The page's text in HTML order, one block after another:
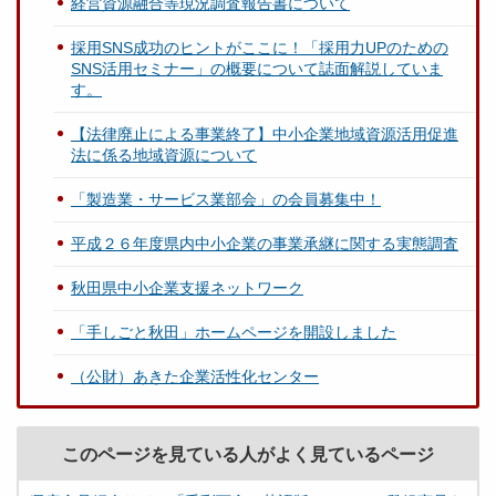
採用SNS成功のヒントがここに！「採用力UPのための
SNS活用セミナー」の概要について誌面解説していま
す。
【法律廃止による事業終了】中小企業地域資源活用促進
法に係る地域資源について
「製造業・サービス業部会」の会員募集中！
平成２６年度県内中小企業の事業承継に関する実態調査
秋田県中小企業支援ネットワーク
「手しごと秋田」ホームページを開設しました
（公財）あきた企業活性化センター
このページを見ている人がよく見ているページ